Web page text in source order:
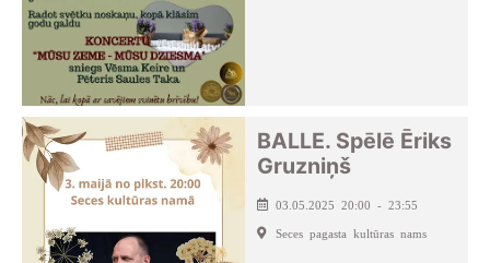
BALLE. Spēlē Ēriks
Gruzniņš
03.05.2025 20:00 - 23:55
Seces pagasta kultūras nams